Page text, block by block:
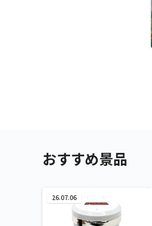
おすすめ景品
26.07.06